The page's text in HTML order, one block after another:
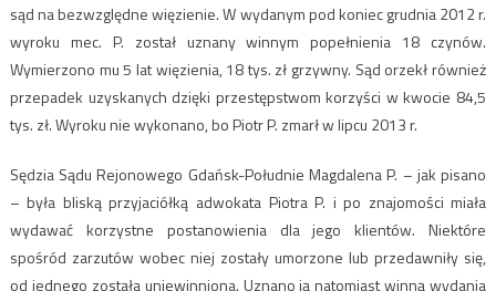
sąd na bezwzględne więzienie. W wydanym pod koniec grudnia 2012 r.
wyroku mec. P. został uznany winnym popełnienia 18 czynów.
Wymierzono mu 5 lat więzienia, 18 tys. zł grzywny. Sąd orzekł również
przepadek uzyskanych dzięki przestępstwom korzyści w kwocie 84,5
tys. zł. Wyroku nie wykonano, bo Piotr P. zmarł w lipcu 2013 r.
Sędzia Sądu Rejonowego Gdańsk-Południe Magdalena P. – jak pisano
– była bliską przyjaciółką adwokata Piotra P. i po znajomości miała
wydawać korzystne postanowienia dla jego klientów. Niektóre
spośród zarzutów wobec niej zostały umorzone lub przedawniły się,
od jednego została uniewinniona. Uznano ją natomiast winną wydania